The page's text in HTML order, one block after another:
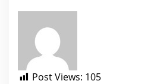
Post Views: 105